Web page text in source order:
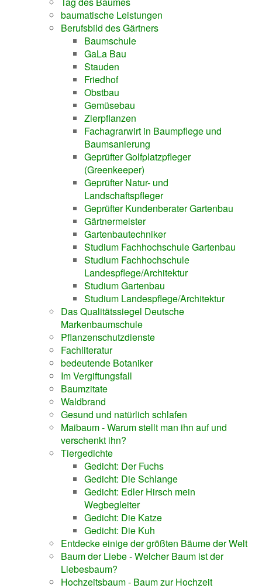
baumatische Leistungen
Berufsbild des Gärtners
Baumschule
GaLa Bau
Stauden
Friedhof
Obstbau
Gemüsebau
Zierpflanzen
Fachagrarwirt in Baumpflege und
Baumsanierung
Geprüfter Golfplatzpfleger
(Greenkeeper)
Geprüfter Natur- und
Landschaftspfleger
Geprüfter Kundenberater Gartenbau
Gärtnermeister
Gartenbautechniker
Studium Fachhochschule Gartenbau
Studium Fachhochschule
Landespflege/Architektur
Studium Gartenbau
Studium Landespflege/Architektur
Das Qualitätssiegel Deutsche
Markenbaumschule
Pflanzenschutzdienste
Fachliteratur
bedeutende Botaniker
Im Vergiftungsfall
Baumzitate
Waldbrand
Gesund und natürlich schlafen
Maibaum - Warum stellt man ihn auf und
verschenkt ihn?
Tiergedichte
Gedicht: Der Fuchs
Gedicht: Die Schlange
Gedicht: Edler Hirsch mein
Wegbegleiter
Gedicht: Die Katze
Gedicht: Die Kuh
Entdecke einige der größten Bäume der Welt
Baum der Liebe - Welcher Baum ist der
Liebesbaum?
Hochzeitsbaum - Baum zur Hochzeit